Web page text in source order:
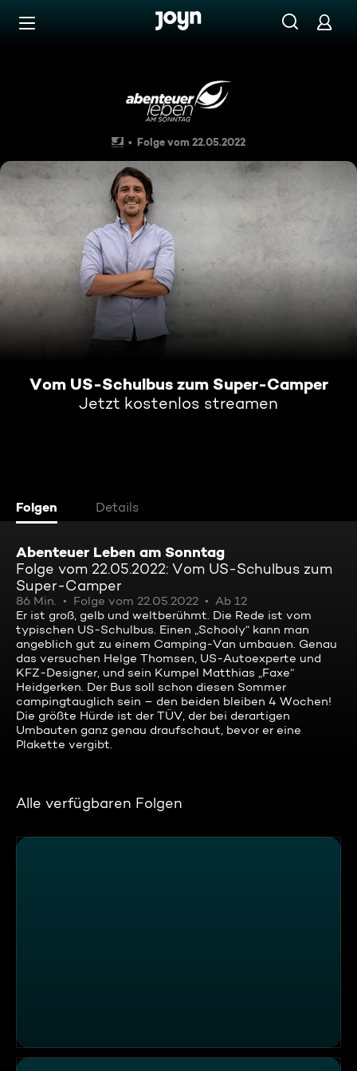
Zum Inhalt springen
Vom US-Schulbus zum
Folge vom 22.05.2022
Vom US-Schulbus zum Super-Camper
Jetzt kostenlos streamen
Folgen Details
Abenteuer Leben am Sonntag
Folge vom 22.05.2022: Vom US-Schulbus zum
Super-Camper
86 Min. Folge vom 22.05.2022
Ab 12
Er ist groß, gelb und weltberühmt. Die Rede ist vom
typischen US-Schulbus. Einen „Schooly“ kann man
angeblich gut zu einem Camping-Van umbauen. Genau
das versuchen Helge Thomsen, US-Autoexperte und
KFZ-Designer, und sein Kumpel Matthias „Faxe“
Heidgerken. Der Bus soll schon diesen Sommer
campingtauglich sein – den beiden bleiben 4 Wochen!
Die größte Hürde ist der TÜV, der bei derartigen
Umbauten ganz genau draufschaut, bevor er eine
Plakette vergibt.
Alle verfügbaren Folgen
Thema u. a.: Die größte Modelleisenbahn der Welt